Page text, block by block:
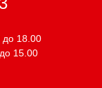
до 18.00
15.00